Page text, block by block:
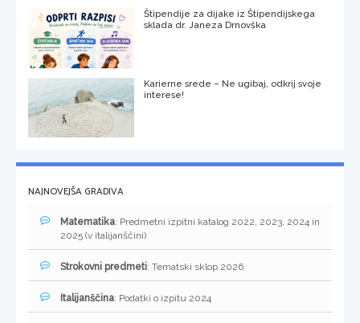
Štipendije za dijake iz Štipendijskega
sklada dr. Janeza Drnovška
Karierne srede – Ne ugibaj, odkrij svoje
interese!
NAJNOVEJŠA GRADIVA
Matematika: Predmetni izpitni katalog 2022, 2023, 2024 in
2025 (v italijanščini)
Strokovni predmeti: Tematski sklop 2026
Italijanščina: Podatki o izpitu 2024